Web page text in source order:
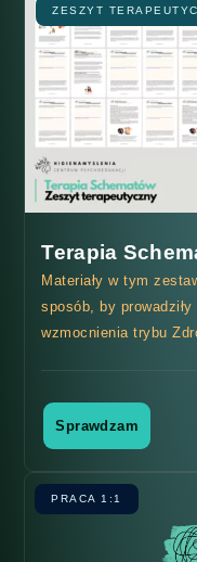
ZESZYT
Terapia
Materiały w tym
sposób, by
wzmocnienia trybu
Sprawdzam
PRACA 1:1